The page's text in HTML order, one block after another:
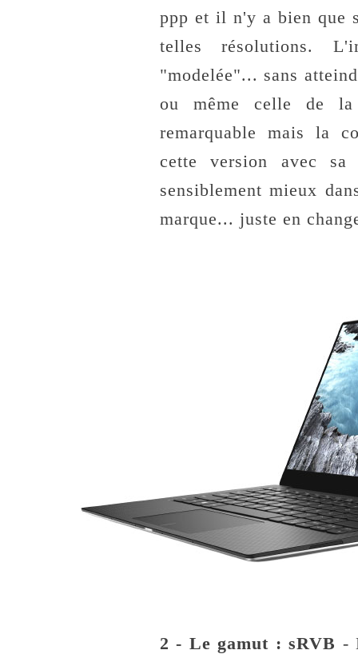
ppp et il n'y a bien que
telles résolutions.
"modelée"... sans
ou même celle de
remarquable mais la
cette version avec
sensiblement mieux
marque... juste en
2 - Le gamut : sRVB -